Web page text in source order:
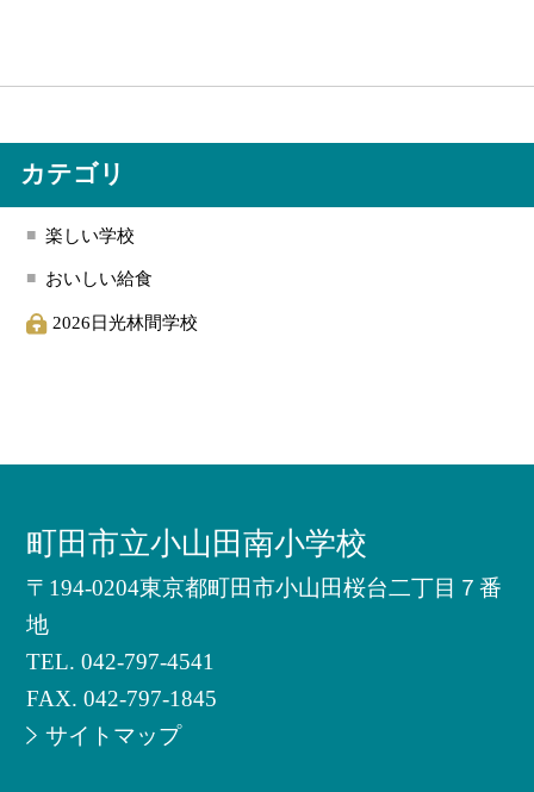
カテゴリ
楽しい学校
おいしい給食
2026日光林間学校
町田市立小山田南小学校
〒194-0204東京都町田市小山田桜台二丁目７番
地
TEL.042-797-4541
FAX. 042-797-1845
サイトマップ